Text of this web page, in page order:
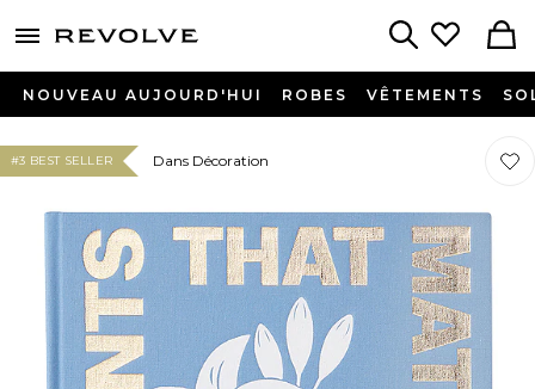
menu - shows more content
NOUVEAU AUJOURD'HUI ROBES VÊTEMENTS
#3 BEST SELLER Dans Décoration